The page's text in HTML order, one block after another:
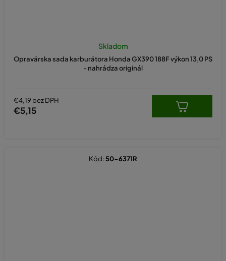
Opravárska sada karburátora Honda GX390 188F výkon 13,0 PS
- nahrádza originál
Skladom
€4,19 bez DPH
€5,15
Kód: 50-6371R